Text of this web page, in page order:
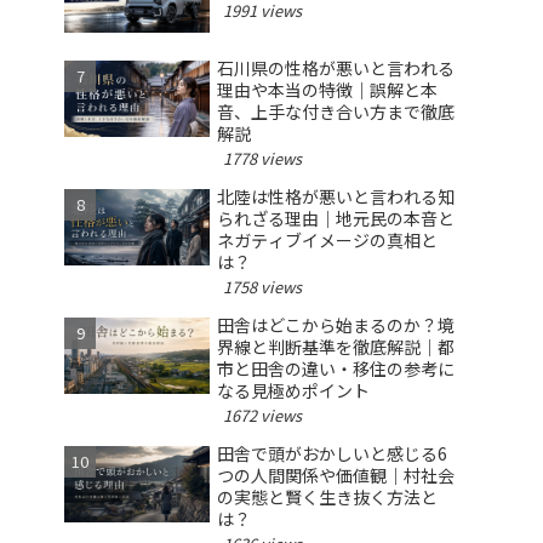
1991 views
石川県の性格が悪いと言われる
理由や本当の特徴｜誤解と本
音、上手な付き合い方まで徹底
解説
1778 views
北陸は性格が悪いと言われる知
られざる理由｜地元民の本音と
ネガティブイメージの真相と
は？
1758 views
田舎はどこから始まるのか？境
界線と判断基準を徹底解説｜都
市と田舎の違い・移住の参考に
なる見極めポイント
1672 views
田舎で頭がおかしいと感じる6
つの人間関係や価値観｜村社会
の実態と賢く生き抜く方法と
は？